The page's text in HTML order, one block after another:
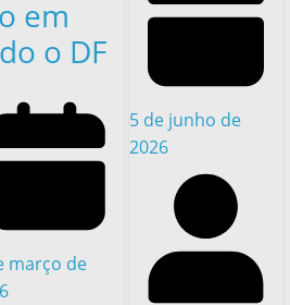
em
o DF
março de
5 de junho de
2026